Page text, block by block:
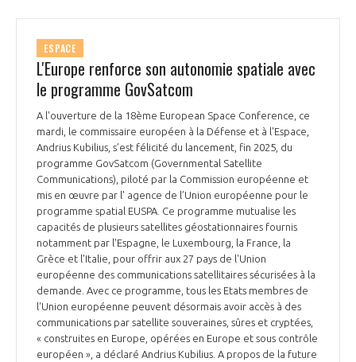
PRÉSENTATION
NOTRE VISION
NOS MISSIONS
NOTRE HISTOIRE
ORGANISATION
LE CONSEIL DU GIFAS
L’ÉQUIPE DU GIFAS
NOS RÉSEAUX À L'INTERNATIONAL
FONCTIONNEMENT
GEADS
COMITÉ AERO PME
STARTAIR
COMMISSIONS ET COMITÉS
ACCOMPAGNEMENT DE NOS ADHÉRENTS
LES PROGRAMMES DU GIFAS
UN ÉCOSYSTÈME INTÉGRÉ ET COHÉRENT
POURQUOI DEVENIR MEMBRE ?
LA MÉDIATION
LA MÉDIATION DANS LA FILIÈRE AÉRONAUTIQUE ET SPATIALE
LE MÉDIATEUR DE LA FILIÈRE AÉRONAUTIQUE ET SPATIALE
LE SALON DU BOURGET
L'OBSERVATOIRE
1 2 3
4
17
23
ESPACE
L'Europe renforce son autonomie spatiale avec
le programme GovSatcom
A l'ouverture de la 18ème European Space Conference, ce
mardi, le commissaire européen à la Défense et à l'Espace,
Andrius Kubilius, s’est félicité du lancement, fin 2025, du
programme GovSatcom (Governmental Satellite
Communications), piloté par la Commission européenne et
mis en œuvre par l' agence de l’Union européenne pour le
programme spatial EUSPA. Ce programme mutualise les
capacités de plusieurs satellites géostationnaires fournis
notamment par l'Espagne, le Luxembourg, la France, la
Grèce et l'Italie, pour offrir aux 27 pays de l'Union
européenne des communications satellitaires sécurisées à la
demande. Avec ce programme, tous les Etats membres de
l'Union européenne peuvent désormais avoir accès à des
communications par satellite souveraines, sûres et cryptées,
« construites en Europe, opérées en Europe et sous contrôle
européen », a déclaré Andrius Kubilius. A propos de la future
Découvrez les avantages d'adhérer au GIFAS.
Rencontres, salons, données sectorielles,
programmes ...
DEMANDE D’ADHÉSION